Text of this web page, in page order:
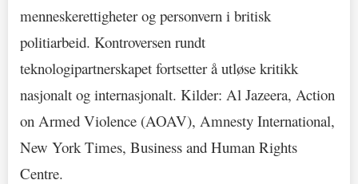
menneskerettigheter og personvern i britisk
politiarbeid. Kontroversen rundt
teknologipartnerskapet fortsetter å utløse kritikk
nasjonalt og internasjonalt. Kilder: Al Jazeera, Action
on Armed Violence (AOAV), Amnesty International,
New York Times, Business and Human Rights
Centre.